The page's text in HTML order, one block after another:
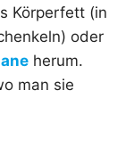
Körperfett (in
oder
herum.
man sie